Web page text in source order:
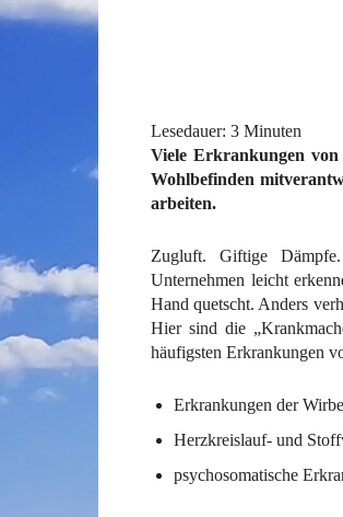
Lesedauer: 3 Minuten
Viele Erkrankungen
Wohlbefinden
arbeiten.
Zugluft. Giftige
Unternehmen leicht
Hand quetscht. Anders
Hier sind die
häufigsten Erkrankungen
Erkrankungen der
Herzkreislauf- und
psychosomatische